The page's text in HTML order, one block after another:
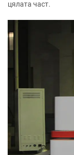
цялата част.